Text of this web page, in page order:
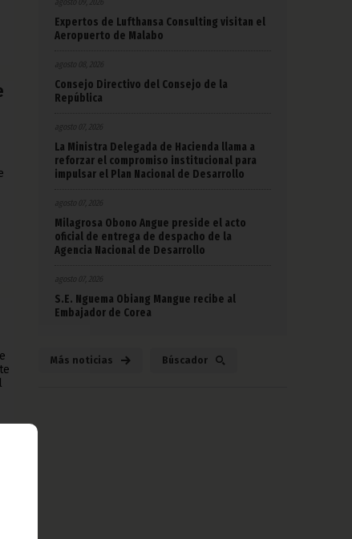
Expertos de Lufthansa Consulting visitan el
Aeropuerto de Malabo
agosto 08, 2026
Consejo Directivo del Consejo de la
República
agosto 07, 2026
La Ministra Delegada de Hacienda llama a
reforzar el compromiso institucional para
impulsar el Plan Nacional de Desarrollo
agosto 07, 2026
Milagrosa Obono Angue preside el acto
oficial de entrega de despacho de la
Agencia Nacional de Desarrollo
agosto 07, 2026
S.E. Nguema Obiang Mangue recibe al
Embajador de Corea
Más noticias Búscador